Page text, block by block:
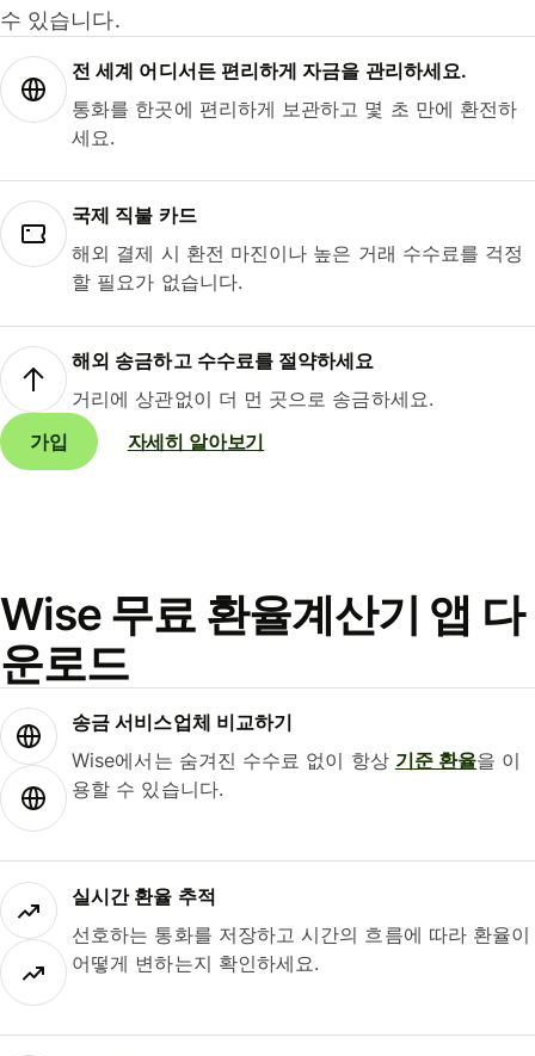
수 있습니다.
전 세계 어디서든 편리하게 자금을 관리하세요.
통화를 한곳에 편리하게 보관하고 몇 초 만에 환전하
세요.
국제 직불 카드
해외 결제 시 환전 마진이나 높은 거래 수수료를 걱정
할 필요가 없습니다.
해외 송금하고 수수료를 절약하세요
거리에 상관없이 더 먼 곳으로 송금하세요.
가입
자세히 알아보기
Wise 무료 환율계산기 앱 다
운로드
송금 서비스업체 비교하기
Wise에서는 숨겨진 수수료 없이 항상 기준 환율을 이
용할 수 있습니다.
실시간 환율 추적
선호하는 통화를 저장하고 시간의 흐름에 따라 환율이
어떻게 변하는지 확인하세요.